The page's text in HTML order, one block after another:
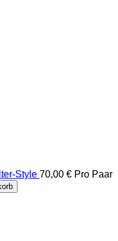
Style 70,00 € Pro Paar